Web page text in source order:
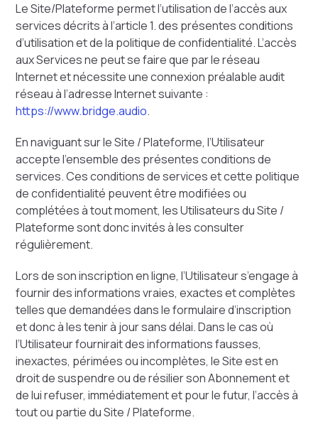
Le Site/Plateforme permet l’utilisation de l’accès aux
services décrits à l’article 1. des présentes conditions
d’utilisation et de la politique de confidentialité. L’accès
aux Services ne peut se faire que par le réseau
Internet et nécessite une connexion préalable audit
réseau à l’adresse Internet suivante :
https://www.bridge.audio.
En naviguant sur le Site / Plateforme, l’Utilisateur
accepte l’ensemble des présentes conditions de
services. Ces conditions de services et cette politique
de confidentialité peuvent être modifiées ou
complétées à tout moment, les Utilisateurs du Site /
Plateforme sont donc invités à les consulter
régulièrement.
Lors de son inscription en ligne, l’Utilisateur s’engage à
fournir des informations vraies, exactes et complètes
telles que demandées dans le formulaire d’inscription
et donc à les tenir à jour sans délai. Dans le cas où
l’Utilisateur fournirait des informations fausses,
inexactes, périmées ou incomplètes, le Site est en
droit de suspendre ou de résilier son Abonnement et
de lui refuser, immédiatement et pour le futur, l’accès à
tout ou partie du Site / Plateforme.